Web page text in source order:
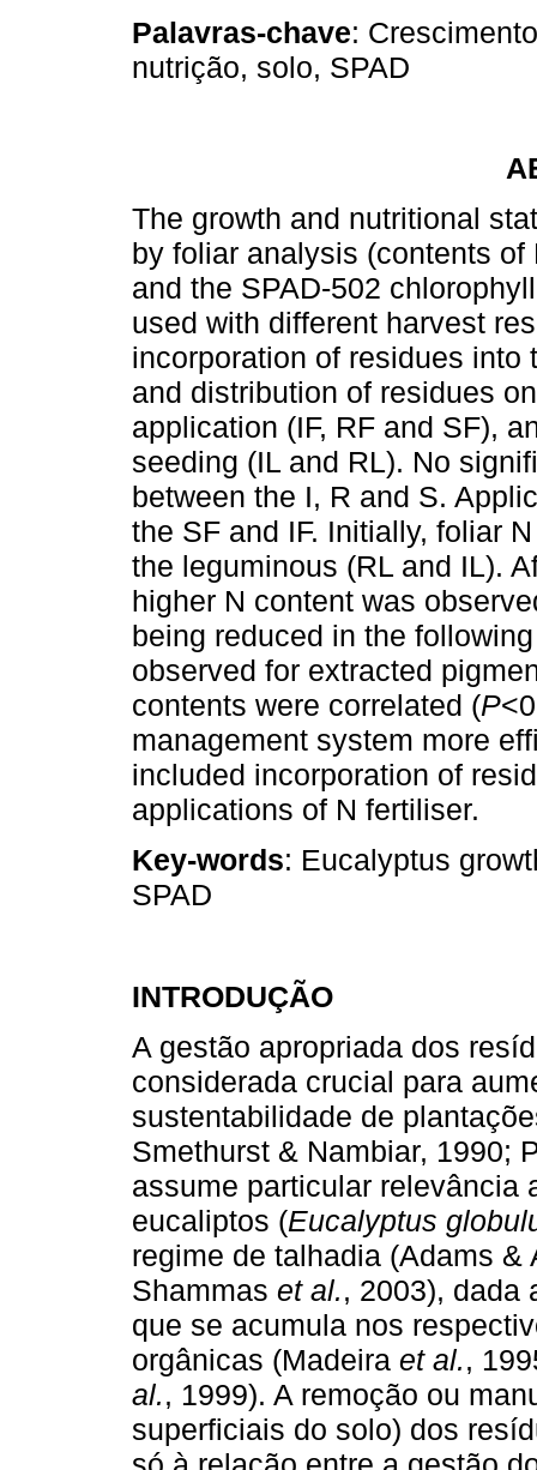
Palavras-chave:
nutrição, solo, SPAD
The growth and nutritional
by foliar analysis (contents
and the SPAD-502
used with different harvest
incorporation of residues into
and distribution of residues
application (IF, RF and SF),
seeding (IL and RL). No
between the I, R and S.
the SF and IF. Initially, foliar
the leguminous (RL and IL).
higher N content was
being reduced in the
observed for extracted
contents were correlated (P
management system more
included incorporation of
applications of N fertiliser.
Key-words: Eucalyptus
SPAD
INTRODUÇÃO
A gestão apropriada dos
considerada crucial para
sustentabilidade de
Smethurst & Nambiar, 1990;
assume particular relevância
eucaliptos (Eucalyptus
regime de talhadia (Adams
Shammas et al., 2003), dada
que se acumula nos
orgânicas (Madeira et al.,
al., 1999). A remoção ou
superficiais do solo) dos